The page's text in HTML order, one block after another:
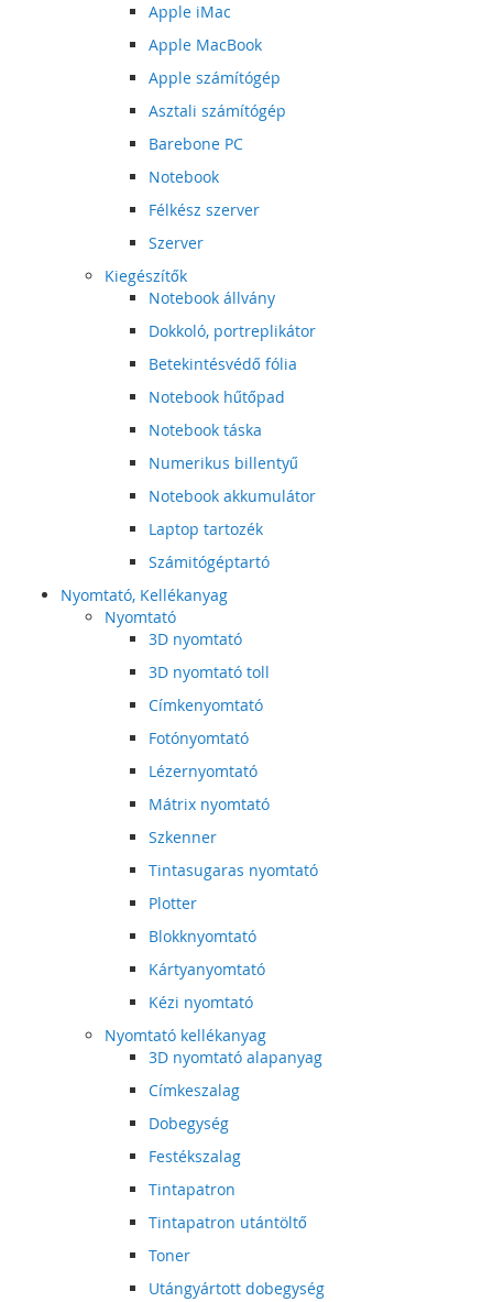
Apple iMac
Apple MacBook
Apple számítógép
Asztali számítógép
Barebone PC
Notebook
Félkész szerver
Szerver
Kiegészítők
Notebook állvány
Dokkoló, portreplikátor
Betekintésvédő fólia
Notebook hűtőpad
Notebook táska
Numerikus billentyű
Notebook akkumulátor
Laptop tartozék
Számitógéptartó
Nyomtató, Kellékanyag
Nyomtató
3D nyomtató
3D nyomtató toll
Címkenyomtató
Fotónyomtató
Lézernyomtató
Mátrix nyomtató
Szkenner
Tintasugaras nyomtató
Plotter
Blokknyomtató
Kártyanyomtató
Kézi nyomtató
Nyomtató kellékanyag
3D nyomtató alapanyag
Címkeszalag
Dobegység
Festékszalag
Tintapatron
Tintapatron utántöltő
Toner
Utángyártott dobegység